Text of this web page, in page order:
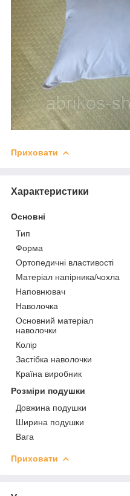
Приховати
Характеристики
Основні
Тип
Форма
Ортопедичні властивості
Матеріал напірника/чохла
Наповнювач
Наволочка
Основний матеріал
наволочки
Колір
Застібка наволочки
Країна виробник
Розміри подушки
Довжина подушки
Ширина подушки
Вага
Приховати